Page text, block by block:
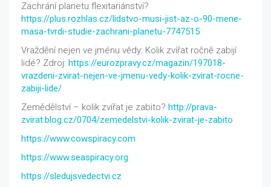
Zachrání planetu flexitariánství?
https://plus.rozhlas.cz/lidstvo-musi-jist-az-o-90-mene-
masa-tvrdi-studie-zachrani-planetu-7747515
Vraždění nejen ve jménu vědy: Kolik zvířat ročně zabijí
lidé? Zdroj: https://eurozpravy.cz/magazin/197018-
vrazdeni-zvirat-nejen-ve-jmenu-vedy-kolik-zvirat-rocne-
zabiji-lide/
Zemědělství – kolik zvířat je zabito? http://prava-
zvirat.blog.cz/0704/zemedelstvi-kolik-zvirat-je-zabito
https://www.cowspiracy.com
https://www.seaspiracy.org
https://sledujsvedectvi.cz